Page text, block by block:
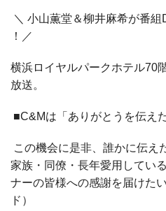
＼ 小山薫堂＆柳井麻希が番
！／
横浜ロイヤルパークホテル70
放送。
■C&Mは「ありがとうを伝え
この機会に是非、誰かに伝え
家族・同僚・長年愛用してい
ナーの皆様への感謝を届けた
ド）